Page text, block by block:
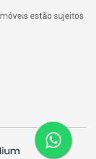
estão sujeitos